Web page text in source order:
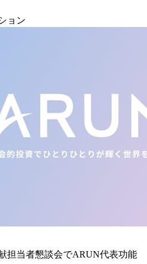
ョン
担当者懇談会でARUN代表功能